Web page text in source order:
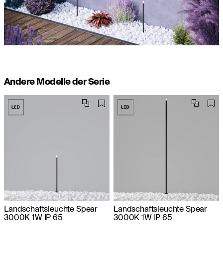
Andere Modelle der Serie
Landschaftsleuchte Spear
3000K 1W IP 65
Landschaftsleuchte Spear
3000K 1W IP 65